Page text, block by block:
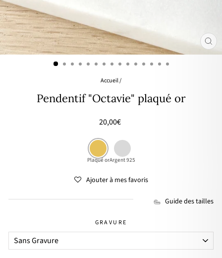
Accueil/
Pendentif "Octavie" plaqué or
Prix
20,00€
Plaqué orArgent 925
Ajouter à mes favoris
Guide des tailles
GRAVURE